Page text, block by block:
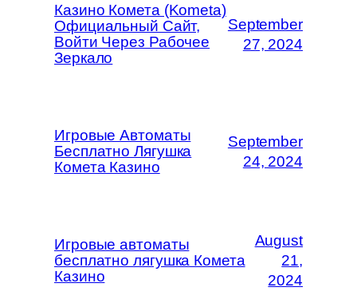
Казино Комета (Kometa)
Официальный Сайт,
Войти Через Рабочее
Зеркало
September
27, 2024
Игровые Автоматы
Бесплатно Лягушка
Комета Казино
September
24, 2024
Игровые автоматы
бесплатно лягушка Комета
Казино
August
21,
2024